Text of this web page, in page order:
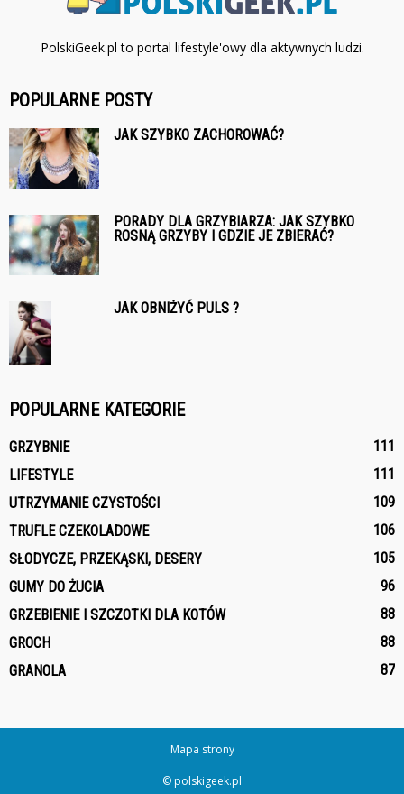
PolskiGeek.pl to portal lifestyle'owy dla aktywnych ludzi.
POPULARNE POSTY
JAK SZYBKO ZACHOROWAĆ?
PORADY DLA GRZYBIARZA: JAK SZYBKO
ROSNĄ GRZYBY I GDZIE JE ZBIERAĆ?
JAK OBNIŻYĆ PULS ?
POPULARNE KATEGORIE
GRZYBNIE
111
LIFESTYLE
111
UTRZYMANIE CZYSTOŚCI
109
TRUFLE CZEKOLADOWE
106
SŁODYCZE, PRZEKĄSKI, DESERY
105
GUMY DO ŻUCIA
96
GRZEBIENIE I SZCZOTKI DLA KOTÓW
88
GROCH
88
GRANOLA
87
Mapa strony
© polskigeek.pl